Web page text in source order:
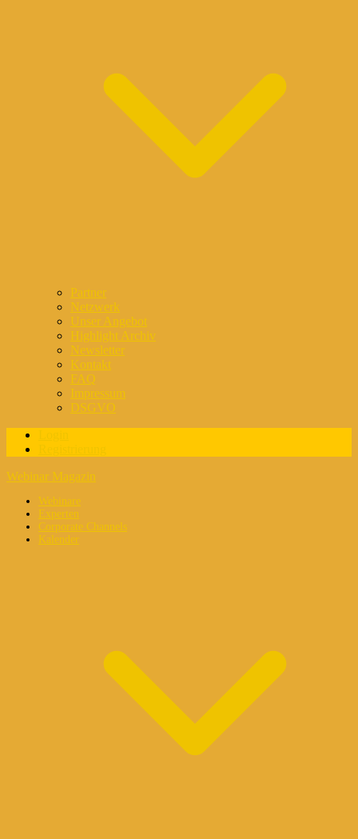
Partner
Netzwerk
Unser Angebot
Highlight Archiv
Newsletter
Kontakt
FAQ
Impressum
DSGVO
Webinar Magazin
Webinare
Experten
Corporate Channels
Kalender